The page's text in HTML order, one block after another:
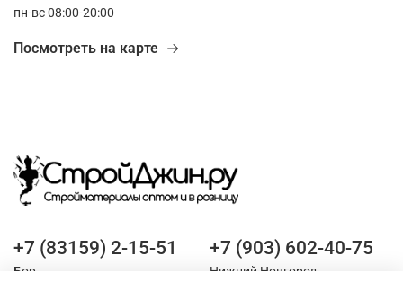
пн-вс 08:00-20:00
Посмотреть на карте
+7 (83159) 2-15-51
Бор
+7 (903) 602-40-75
Нижний Новгород